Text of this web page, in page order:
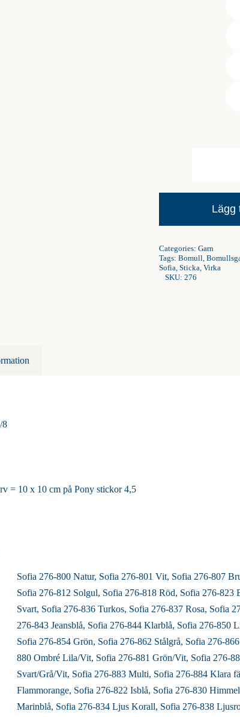
Lägg
Categories:Garn
Tags:Bomull,
Sofia,Sticka,Virka
SKU:276
8
= 10 x 10 cm på Pony stickor 4,5
Sofia 276-800 Natur, Sofia 276-801 Vit, Sofia 276-807
Sofia 276-812 Solgul, Sofia 276-818 Röd, Sofia 276-823
Svart, Sofia 276-836 Turkos, Sofia 276-837 Rosa, Sofia
276-843 Jeansblå, Sofia 276-844 Klarblå, Sofia 276-850
Sofia 276-854 Grön, Sofia 276-862 Stålgrå, Sofia 276-
880 Ombré Lila/Vit, Sofia 276-881 Grön/Vit, Sofia 276-
Svart/Grå/Vit, Sofia 276-883 Multi, Sofia 276-884 Klara
Flammorange, Sofia 276-822 Isblå, Sofia 276-830
Marinblå, Sofia 276-834 Ljus Korall, Sofia 276-838